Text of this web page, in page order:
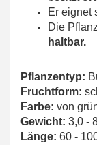
Er eignet
Die
haltbar.
Pflanzentyp:
Fruchtform:
Farbe: von
Gewicht: 3,0 -
Länge: 60 -